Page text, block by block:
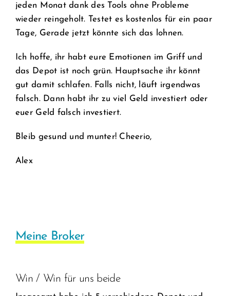
jeden Monat dank des Tools ohne Probleme
wieder reingeholt. Testet es kostenlos für ein paar
Tage, Gerade jetzt könnte sich das lohnen.
Ich hoffe, ihr habt eure Emotionen im Griff und
das Depot ist noch grün. Hauptsache ihr könnt
gut damit schlafen. Falls nicht, läuft irgendwas
falsch. Dann habt ihr zu viel Geld investiert oder
euer Geld falsch investiert.
Bleib gesund und munter! Cheerio,
Alex
Meine Broker
Win / Win für uns beide